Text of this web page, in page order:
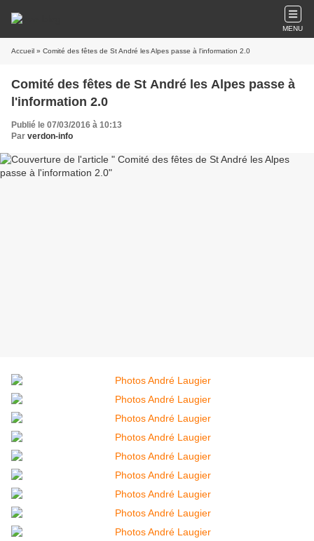
MENU
Accueil » Comité des fêtes de St André les Alpes passe à l'information 2.0
Comité des fêtes de St André les Alpes passe à
l'information 2.0
Publié le 07/03/2016 à 10:13
Par verdon-info